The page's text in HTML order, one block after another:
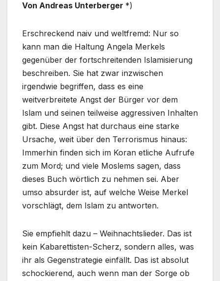
Von Andreas Unterberger *)
Erschreckend naiv und weltfremd: Nur so
kann man die Haltung Angela Merkels
gegenüber der fortschreitenden Islamisierung
beschreiben. Sie hat zwar inzwischen
irgendwie begriffen, dass es eine
weitverbreitete Angst der Bürger vor dem
Islam und seinen teilweise aggressiven Inhalten
gibt. Diese Angst hat durchaus eine starke
Ursache, weit über den Terrorismus hinaus:
Immerhin finden sich im Koran etliche Aufrufe
zum Mord; und viele Moslems sagen, dass
dieses Buch wörtlich zu nehmen sei. Aber
umso absurder ist, auf welche Weise Merkel
vorschlägt, dem Islam zu antworten.
Sie empfiehlt dazu – Weihnachtslieder. Das ist
kein Kabarettisten-Scherz, sondern alles, was
ihr als Gegenstrategie einfällt. Das ist absolut
schockierend, auch wenn man der Sorge ob